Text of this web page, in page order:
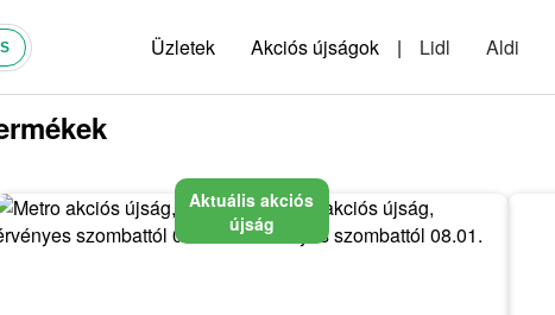
Üzletek Akciós újságok | Lidl Aldi
Aktuális akciós
újság